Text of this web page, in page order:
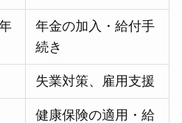
年金の加入・給付手
続き
失業対策、雇用支援
健康保険の適用・給